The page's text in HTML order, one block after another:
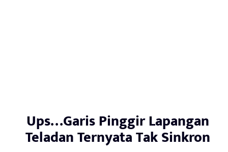
Ups…Garis Pinggir Lapangan
Teladan Ternyata Tak Sinkron